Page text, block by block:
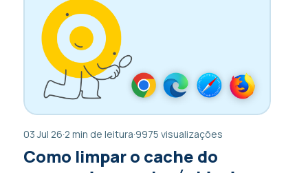
03 Jul 26·2 min de leitura·9975 visualizações
Como limpar o cache do